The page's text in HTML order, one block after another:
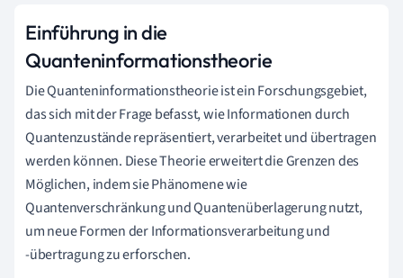
Einführung in die
Quanteninformationstheorie
Die Quanteninformationstheorie ist ein Forschungsgebiet,
das sich mit der Frage befasst, wie Informationen durch
Quantenzustände repräsentiert, verarbeitet und übertragen
werden können. Diese Theorie erweitert die Grenzen des
Möglichen, indem sie Phänomene wie
Quantenverschränkung und Quantenüberlagerung nutzt,
um neue Formen der Informationsverarbeitung und
-übertragung zu erforschen.